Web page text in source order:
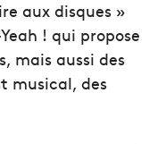
aux disques »
! qui propose
mais aussi des
musical, des